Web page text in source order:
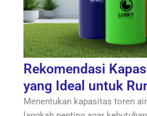
Rekomendasi
yang Ideal untuk
Menentukan kapasitas toren